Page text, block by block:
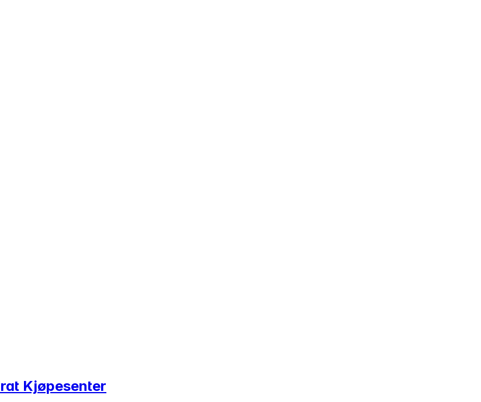
Kjøpesenter